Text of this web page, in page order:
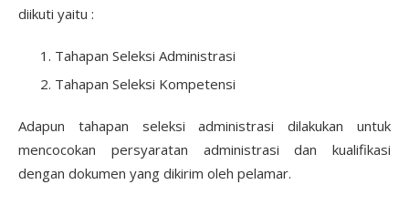
diikuti yaitu :
Tahapan Seleksi Administrasi
Tahapan Seleksi Kompetensi
Adapun tahapan seleksi administrasi dilakukan untuk
mencocokan persyaratan administrasi dan kualifikasi
dengan dokumen yang dikirim oleh pelamar.